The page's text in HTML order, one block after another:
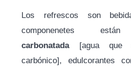
Los refrescos son
componenetes
carbonatada[agua que
carbónico], edulcorantes